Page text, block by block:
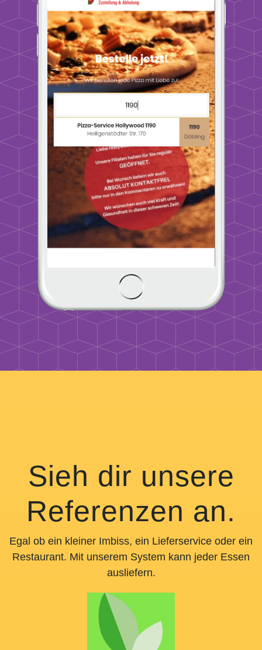
Sieh dir unsere
Referenzen an.
Egal ob ein kleiner Imbiss, ein Lieferservice oder ein
Restaurant. Mit unserem System kann jeder Essen
ausliefern.